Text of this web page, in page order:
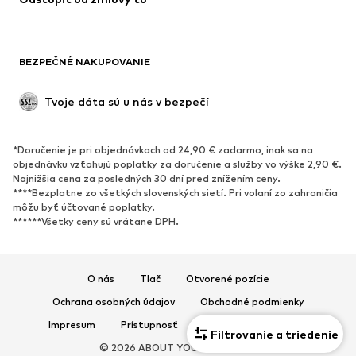
Filtrovanie a triedenie
BEZPEČNÉ NAKUPOVANIE
Tvoje dáta sú u nás v bezpečí
*Doručenie je pri objednávkach od 24,90 € zadarmo, inak sa na
objednávku vzťahujú poplatky za doručenie a služby vo výške 2,90 €.
Najnižšia cena za posledných 30 dní pred znížením ceny.
****Bezplatne zo všetkých slovenských sietí. Pri volaní zo zahraničia
môžu byť účtované poplatky.
******Všetky ceny sú vrátane DPH.
O nás Tlač
Otvorené pozície
Ochrana osobných údajov
Obchodné podmienky
Impresum
Prístupnosť
© 2026 ABOUT YOU SE & Co. KG